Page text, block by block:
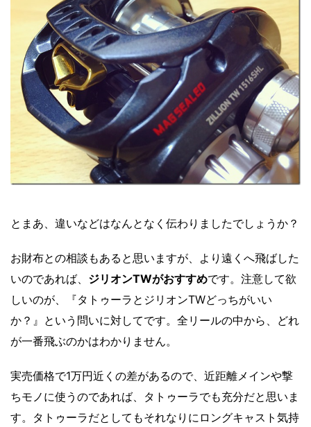
とまあ、違いなどはなんとなく伝わりましたでしょうか？
お財布との相談もあると思いますが、より遠くへ飛ばした
いのであれば、 ジリオンTWがおすすめです。注意して欲
しいのが、『タトゥーラとジリオンTWどっちがいい
か？』という問いに対してです。全リールの中から、どれ
が一番飛ぶのかはわかりません。
実売価格で1万円近くの差があるので、近距離メインや撃
ちモノに使うのであれば、タトゥーラでも充分だと思いま
す。タトゥーラだとしてもそれなりにロングキャスト気持